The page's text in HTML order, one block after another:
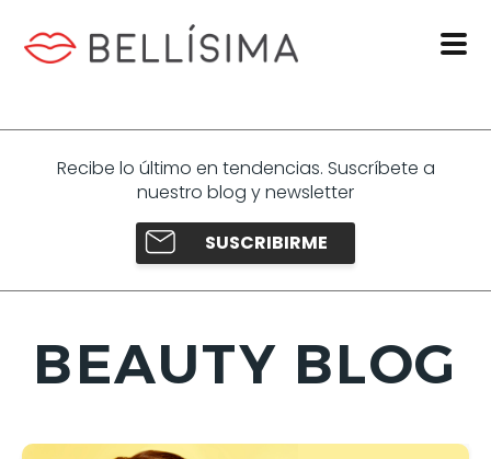
Recibe lo último en tendencias. Suscríbete a
nuestro blog y newsletter
SUSCRIBIRME
BEAUTY BLOG